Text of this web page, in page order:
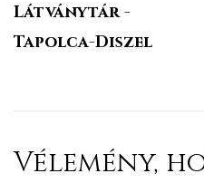
Látványtár -
Tapolca-Diszel
Vélemény,